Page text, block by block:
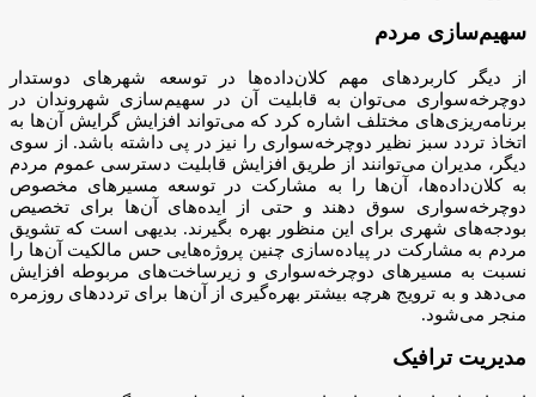
سهیم‌سازی مردم
از دیگر کاربردهای مهم کلان‌داده‌ها در توسعه شهرهای دوستدار
دوچرخه‌سواری می‌توان به قابلیت آن در سهیم‌سازی شهروندان در
برنامه‌ریزی‌های مختلف اشاره کرد که می‌تواند افزایش گرایش آن‌ها به
اتخاذ تردد سبز نظیر دوچرخه‌سواری را نیز در پی داشته باشد. از سوی
دیگر، مدیران می‌توانند از طریق افزایش قابلیت دسترسی عموم مردم
به کلان‌داده‌ها، آن‌ها را به مشارکت در توسعه مسیرهای مخصوص
دوچرخه‌سواری سوق دهند و حتی از ایده‌های آن‌ها برای تخصیص
بودجه‌های شهری برای این منظور بهره بگیرند. بدیهی است که تشویق
مردم به مشارکت در پیاده‌سازی چنین پروژه‌هایی حس مالکیت آن‌ها را
نسبت به مسیرهای دوچرخه‌سواری و زیرساخت‌های مربوطه افزایش
می‌دهد و به ترویج هرچه بیشتر بهره‌گیری از آن‌ها برای ترددهای روزمره
منجر می‌شود.
مدیریت ترافیک